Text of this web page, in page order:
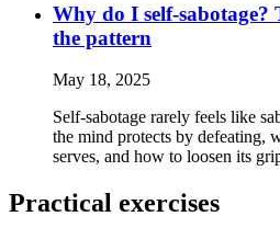
Why do I self-sabotage?
the pattern
May 18, 2025
Self-sabotage rarely feels like
the mind protects by defeating,
serves, and how to loosen its
Practical exercises